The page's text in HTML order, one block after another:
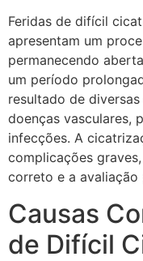
Feridas de difícil
apresentam um
permanecendo
um período
resultado de
doenças vasculares,
infecções. A
complicações
correto e a avaliação
Causas
de Difícil